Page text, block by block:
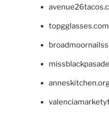
topgglasses.com